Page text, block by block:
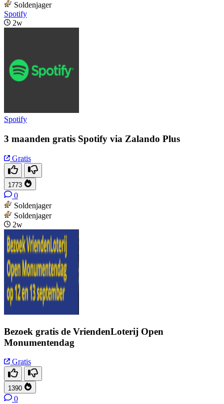
Soldenjager
Spotify
2w
Spotify
3 maanden gratis Spotify via Zalando Plus
Gratis
1773
0
Soldenjager
Soldenjager
2w
Bezoek gratis de VriendenLoterij Open
Monumentendag
Gratis
1390
0